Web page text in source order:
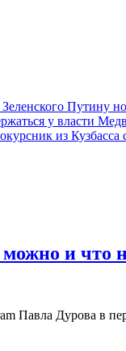
и что
Павла Дурова в